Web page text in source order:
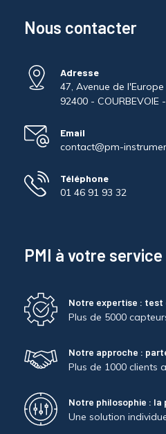
Nous contacter
Adresse
47, Avenue de l'Europe
92400 - COURBEVOIE
Email
contact@pm-
Téléphone
01 46 91 93 32
PMI à votre service
Notre expertise : test
Plus de 5000
Notre approche :
Plus de 1000 clients
Notre philosophie : la
Une solution